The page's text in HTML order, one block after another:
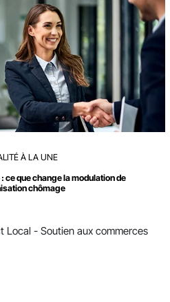
À LA UNE
ce que change la modulation de
chômage
Local - Soutien aux commerces